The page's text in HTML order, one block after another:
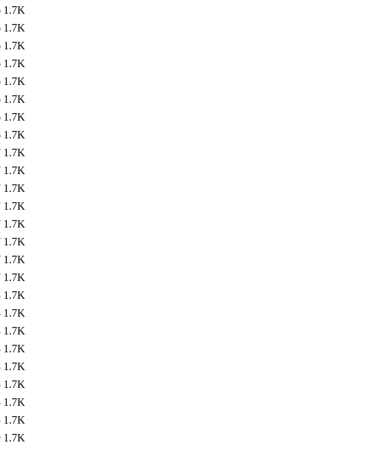
1.7K
1.7K
1.7K
1.7K
1.7K
1.7K
1.7K
1.7K
1.7K
1.7K
1.7K
1.7K
1.7K
1.7K
1.7K
1.7K
1.7K
1.7K
1.7K
1.7K
1.7K
1.7K
1.7K
1.7K
1.7K